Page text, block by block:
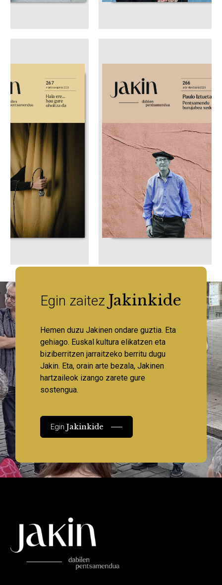
Egin zaitez Jakinkide
Hemen duzu Jakinen ondare guztia. Eta
gehiago. Euskal kultura elikatzen eta
biziberritzen jarraitzeko berritu dugu
Jakin. Eta, orain arte bezala, Jakinen
hartzaileok izango zarete gure
sostengua.
EginJakinkide